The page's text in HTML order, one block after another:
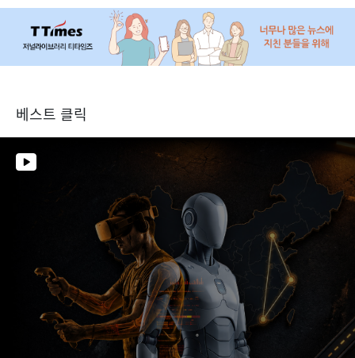
베스트 클릭